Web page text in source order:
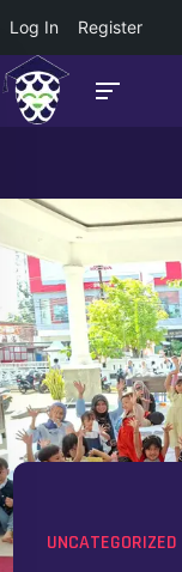
Log In Register
UNCATEGORIZED